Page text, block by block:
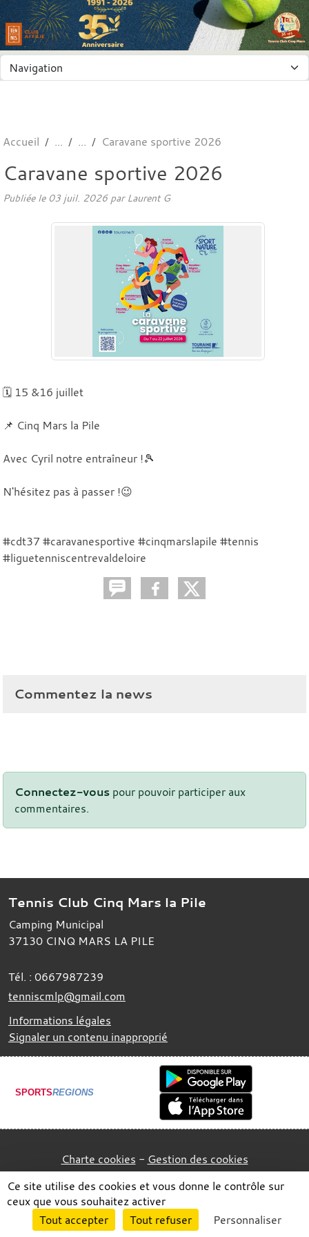
Accueil Caravane sportive 2026
Caravane sportive 2026
Publiée le 03 juil. 2026par Laurent G
🗓️ 15 &16 juillet
📌 Cinq Mars la Pile
Avec Cyril notre entraîneur !🎾
N'hésitez pas à passer !😉
#cdt37 #caravanesportive #cinqmarslapile #tennis
#liguetenniscentrevaldeloire
Commentez la news
Connectez-vous pour pouvoir participer aux
commentaires.
Tennis Club Cinq Mars la Pile
Camping Municipal
37130 CINQ MARS LA PILE
Tél. : 0667987239
tenniscmlp@gmail.com
Informations légales
Signaler un contenu inapproprié
SPORTSREGIONS
Charte cookies Gestion des cookies
Envie de participer ? Connexion
Panneau de gestion des cookies
Ce site utilise des cookies et vous donne le contrôle sur
ceux que vous souhaitez activer
Tout accepter
Tout refuser Personnaliser